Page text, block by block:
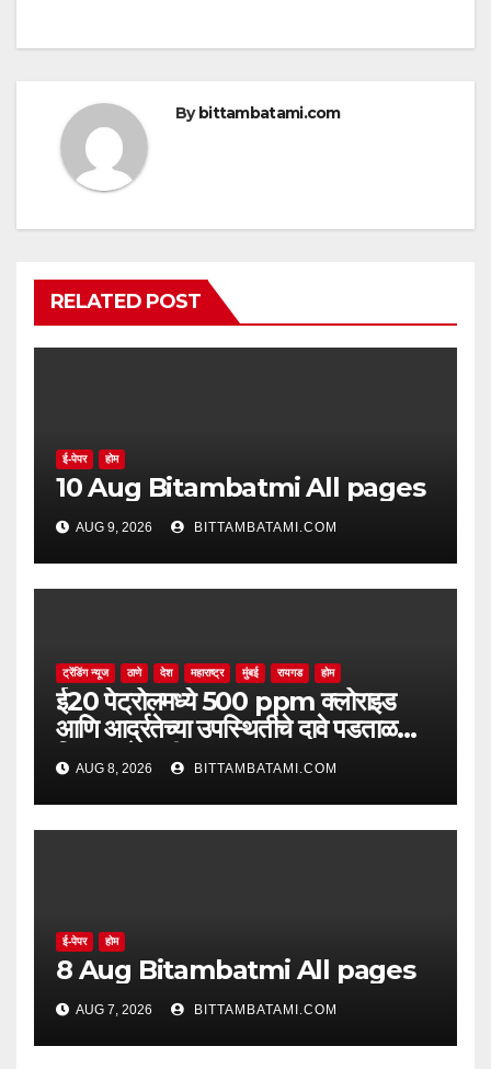
k
By bittambatami.com
RELATED POST
ई-पेपर होम
10 Aug Bitambatmi All pages
AUG 9, 2026 BITTAMBATAMI.COM
ट्रेंडिंग न्यूज ठाणे देश महाराष्ट्र मुंबई रायगड होम
ई20 पेट्रोलमध्ये 500 ppm क्लोराइड
आणि आर्द्रतेच्या उपस्थितीचे दावे पडताळणीत
सिद्ध झाले नाहीत
AUG 8, 2026 BITTAMBATAMI.COM
ई-पेपर होम
8 Aug Bitambatmi All pages
AUG 7, 2026 BITTAMBATAMI.COM